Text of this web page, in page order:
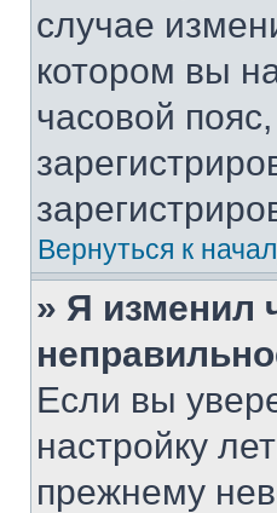
случае
котором вы
часовой
Вернуться к
» Я изменил
Если вы
настройку
прежнему